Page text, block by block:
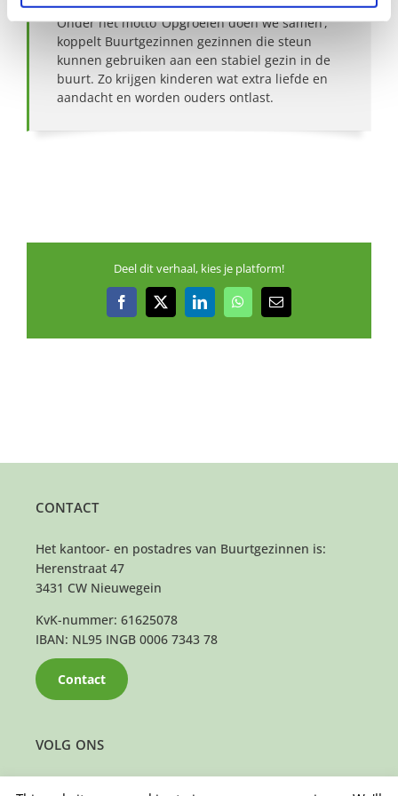
Onder het motto ‘Opgroeien doen we samen’,
koppelt Buurtgezinnen gezinnen die steun
kunnen gebruiken aan een stabiel gezin in de
buurt. Zo krijgen kinderen wat extra liefde en
aandacht en worden ouders ontlast.
Deel dit verhaal, kies je platform!
Facebook
X LinkedInWhatsApp
E-
VOLG ONS
CONTACT
Het kantoor- en postadres van Buurtgezinnen is:
Herenstraat 47
3431 CW Nieuwegein
KvK-nummer: 61625078
IBAN: NL95 INGB 0006 7343 78
Contact